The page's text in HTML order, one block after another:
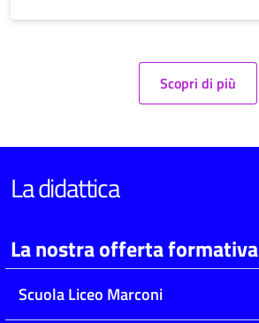
Scopri di più
La didattica
La nostra offerta formativa
Scuola Liceo Marconi